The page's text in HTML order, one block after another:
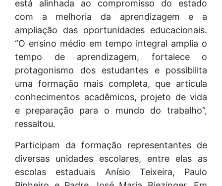
está alinhada ao compromisso do estado
com a melhoria da aprendizagem e a
ampliação das oportunidades educacionais.
“O ensino médio em tempo integral amplia o
tempo de aprendizagem, fortalece o
protagonismo dos estudantes e possibilita
uma formação mais completa, que articula
conhecimentos acadêmicos, projeto de vida
e preparação para o mundo do trabalho”,
ressaltou.
Participam da formação representantes de
diversas unidades escolares, entre elas as
escolas estaduais Anísio Teixeira, Paulo